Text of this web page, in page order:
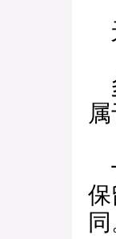
同